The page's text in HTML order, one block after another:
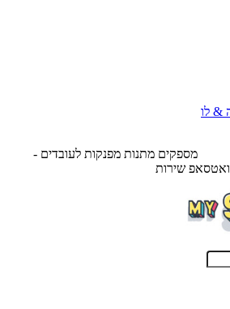
& לו
מפנקות לעובדים -
שירות